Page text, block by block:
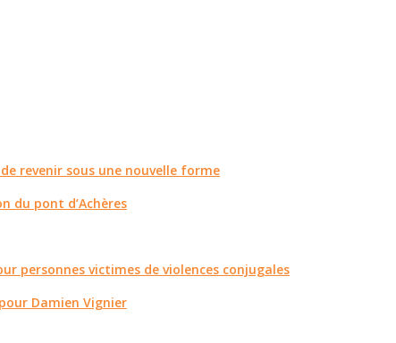
revenir sous une nouvelle forme
du pont d’Achères
personnes victimes de violences conjugales
Damien Vignier